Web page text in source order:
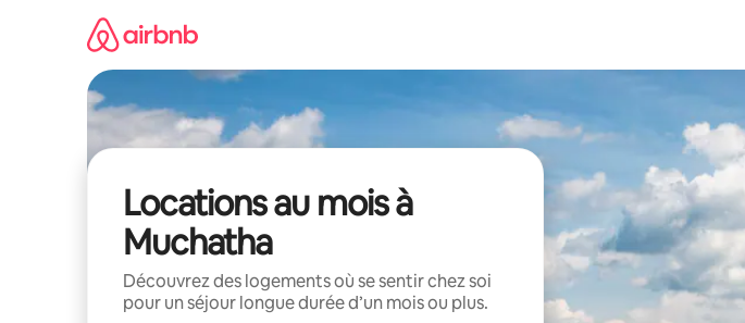
Locations au mois à
Muchatha
Découvrez des logements où se sentir chez soi
pour un séjour longue durée d’un mois ou plus.